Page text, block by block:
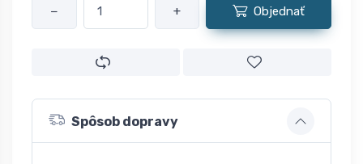
− + Objednať
Spôsob dopravy